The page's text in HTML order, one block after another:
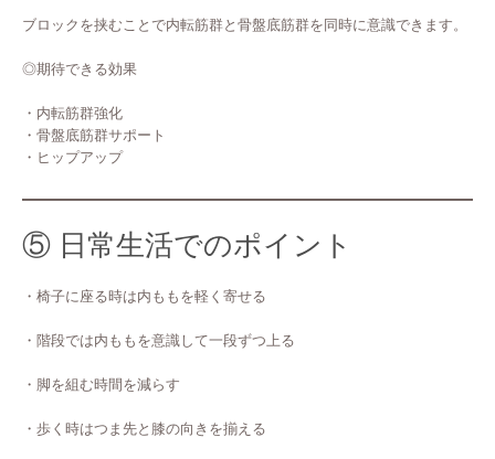
ブロックを挟むことで内転筋群と骨盤底筋群を同時に意識できます。
◎期待できる効果
・内転筋群強化
・骨盤底筋群サポート
・ヒップアップ
⑤ 日常生活でのポイント
・椅子に座る時は内ももを軽く寄せる
・階段では内ももを意識して一段ずつ上る
・脚を組む時間を減らす
・歩く時はつま先と膝の向きを揃える